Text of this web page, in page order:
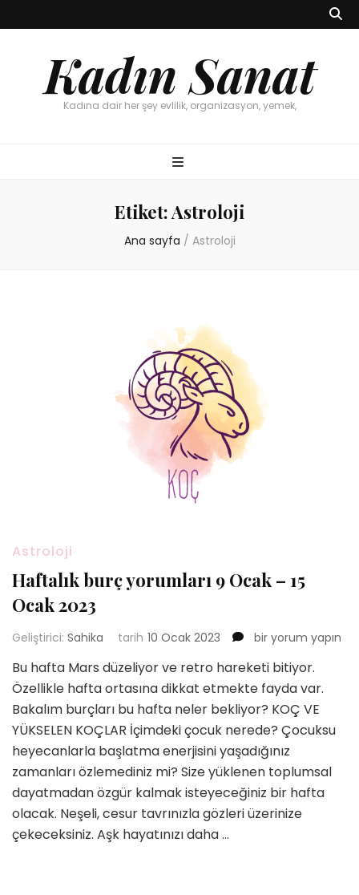
Kadın Sanat
Kadına dair her şey evlilik, organizasyon, yemek,
Etiket:Astroloji
Ana sayfa / Astroloji
Astroloji
Haftalık burç yorumları 9 Ocak – 15
Ocak 2023
Geliştirici: Sahika tarih 10 Ocak 2023
Haftalık
yorumları
9
Ocak
15
Ocak
2023
için
bir yorum yapın
Bu hafta Mars düzeliyor ve retro hareketi bitiyor.
Özellikle hafta ortasına dikkat etmekte fayda var.
Bakalım burçları bu hafta neler bekliyor? KOÇ VE
YÜKSELEN KOÇLAR İçimdeki çocuk nerede? Çocuksu
heyecanlarla başlatma enerjisini yaşadığınız
zamanları özlemediniz mi? Size yüklenen toplumsal
dayatmadan özgür kalmak isteyeceğiniz bir hafta
olacak. Neşeli, cesur tavrınızla gözleri üzerinize
çekeceksiniz. Aşk hayatınızı daha …